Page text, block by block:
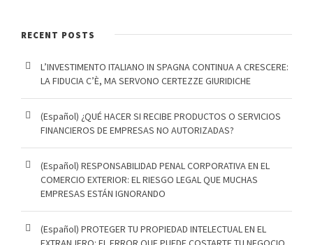
RECENT POSTS
L’INVESTIMENTO ITALIANO IN SPAGNA CONTINUA A CRESCERE:
LA FIDUCIA C’È, MA SERVONO CERTEZZE GIURIDICHE
(Español) ¿QUÉ HACER SI RECIBE PRODUCTOS O SERVICIOS
FINANCIEROS DE EMPRESAS NO AUTORIZADAS?
(Español) RESPONSABILIDAD PENAL CORPORATIVA EN EL
COMERCIO EXTERIOR: EL RIESGO LEGAL QUE MUCHAS
EMPRESAS ESTÁN IGNORANDO
(Español) PROTEGER TU PROPIEDAD INTELECTUAL EN EL